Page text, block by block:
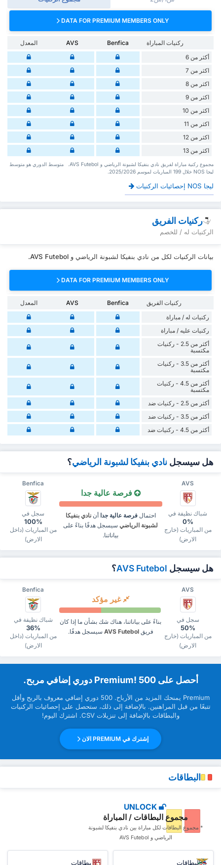
DATA FOR PREMIUM MEMBERS ONLY
ركنيات المباراة Benfica
AVS
المعدل
أكثر من 6
اكثر من 7
اكثر من 8
اكثر من 9
اكثر من 10
اكثر من 11
اكثر من 12
اكثر من 13
‏مجموع ركنية مباراة لفريق نادي بنفيكا لشبونة الرياضي و AVS Futebol. ‏‏ ‏ ‏متوسط الدوري هو متوسط
ليجا NOS ‏خلال 199 ‏المباريات لموسم 2025/2026.
ليجا NOS إحصائيات الركنيات
ركنيات الفريق
الركنيات له / للخصم
بيانات الركنيات لكل من نادي بنفيكا لشبونة الرياضي و AVS Futebol.
DATA FOR PREMIUM MEMBERS ONLY
ركنيات الفريق Benfica
AVS
المعدل
‏ركنيات له / مباراة
‏ركنيات ‏عليه / مباراة
أكثر من 2.5 - ركنيات
مكتسبة
أكثر من 3.5 - ركنيات
مكتسبة
أكثر من 4.5 - ركنيات
مكتسبة
أكثر من 2.5 - ركنيات ضد
أكثر من 3.5 - ركنيات ضد
أكثر من 4.5 - ركنيات ضد
هل سيسجل نادي بنفيكا لشبونة الرياضي؟
Benfica AVS
سجل في
100%
من المباريات (داخل
الارض)
فرصة عالية جدا
احتمالفرصة عالية جدا أننادي بنفيكا
لشبونة الرياضي سيسجل هدفًا بناءً على
بياناتنا.
شباك نظيفة في
0%
من المباريات (خارج
الارض)
هل سيسجل AVS Futebol؟
Benfica AVS
شباك نظيفة في
36%
من المباريات (داخل
الارض)
غير مؤكد
بناءً على بياناتنا، هناك شك بشأن ما إذا كان
فريقAVS Futebol سيسجل هدفًا.
سجل في
50%
من المباريات (خارج
الارض)
‏أحصل على Premium! 500 دوري إضافي مربح.
Premium ‏يمنحك المزيد من ‏الأرباح. 500 دوري إضافي معروف بالربح وأقل
تتبعًا من قبل ‏المراهنين. بالإضافة إلى ذلك، ستحصل على إحصائيات الركنيات
والبطاقات بالإضافة إلى تنزيلات CSV. اشترك اليوم!
إشترك في PREMIUM الان
البطاقات
UNLOCK
مجموع البطاقات / المباراة
* مجموع البطاقات ‏لكل مباراة بين نادي بنفيكا لشبونة
الرياضي و AVS Futebol
البطاقات البطاقات